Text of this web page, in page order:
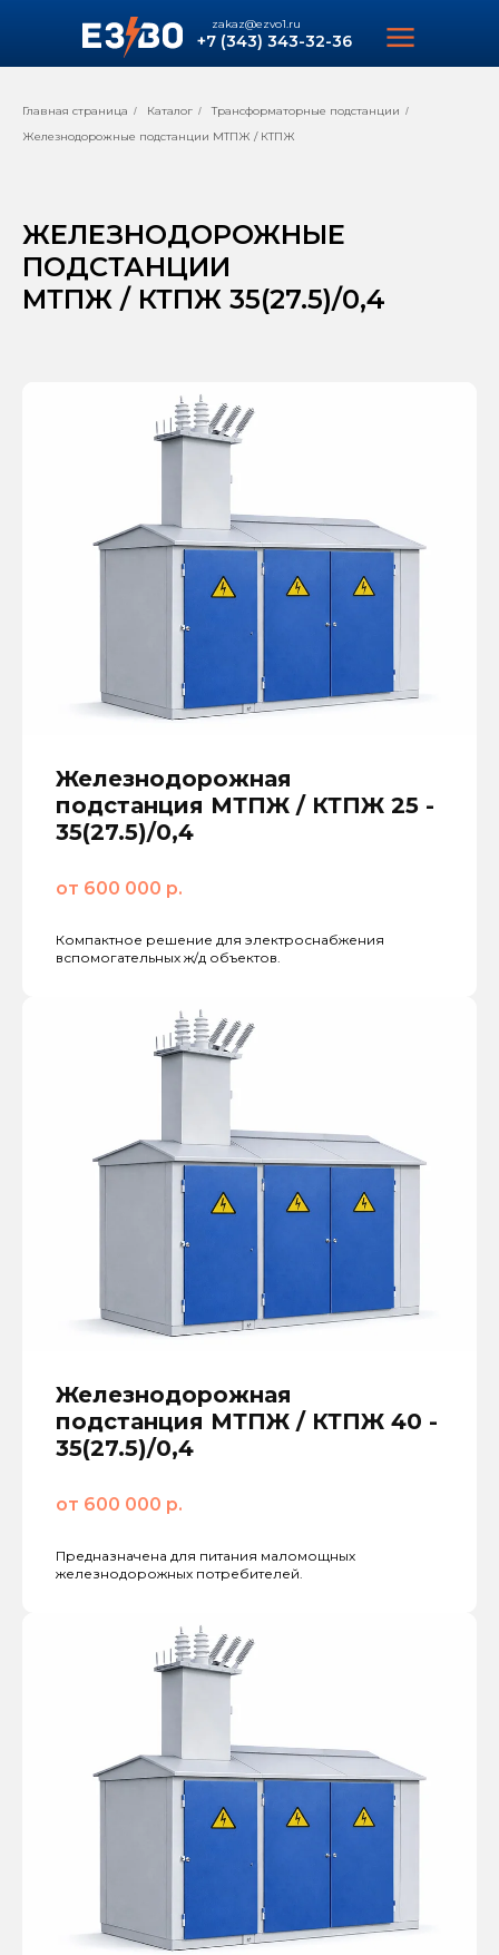
+7 (343) 343-32-36
zakaz@ezvo1.ru
Главная страница / Каталог / Трансформаторные подстанции /
Железнодорожные подстанции МТПЖ / КТПЖ
ЖЕЛЕЗНОДОРОЖНЫЕ
ПОДСТАНЦИИ
МТПЖ / КТПЖ 35(27.5)/0,4
Железнодорожная
подстанция МТПЖ / КТПЖ 25 -
35(27.5)/0,4
от 600 000 р.
Компактное решение для электроснабжения
вспомогательных ж/д объектов.
Железнодорожная
подстанция МТПЖ / КТПЖ 40 -
35(27.5)/0,4
от 600 000 р.
Предназначена для питания маломощных
железнодорожных потребителей.